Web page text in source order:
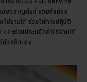
ชี่ยวชาญถึงที่ รวมถึงมีรถ
ช้งานได้ ช่วยให้การปฏิบัติ
ละช่วยประหยัดค่าใช้จ่ายได้
ด้วยตัวเอง